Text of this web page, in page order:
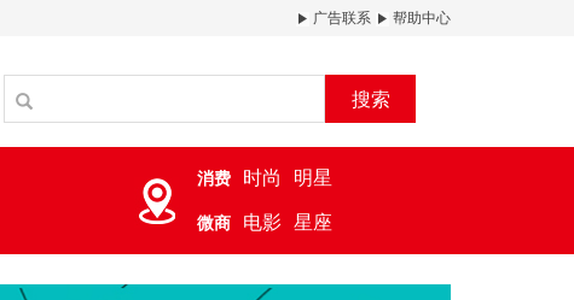
广告联系 帮助中心
搜索
消费 时尚 明星
微商 电影 星座